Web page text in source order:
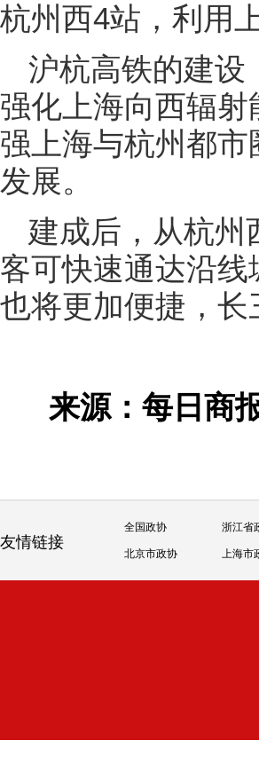
杭州西4站，利用
沪杭高铁的建设
强化上海向西辐
强上海与杭州都
发展。
建成后，从杭州
客可快速通达沿
也将更加便捷，长
来源：每日
友情链接
全国政协 浙江省
北京市政协 上海市